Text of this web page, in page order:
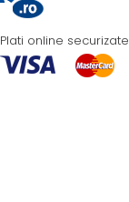
Plati online securizate